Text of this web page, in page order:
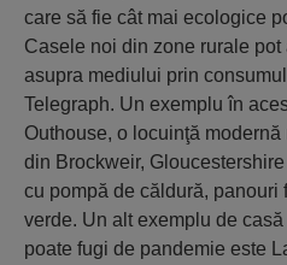
care să fie cât mai ecologice
Casele noi din zone rurale
asupra mediului prin
Telegraph. Un exemplu în
Outhouse, o locuinţă
din Brockweir,
cu pompă de căldură, panouri
verde. Un alt exemplu de
poate fugi de pandemie este